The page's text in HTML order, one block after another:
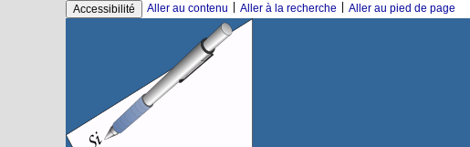
Accessibilité Aller au contenu Aller à la recherche Aller au pied de page